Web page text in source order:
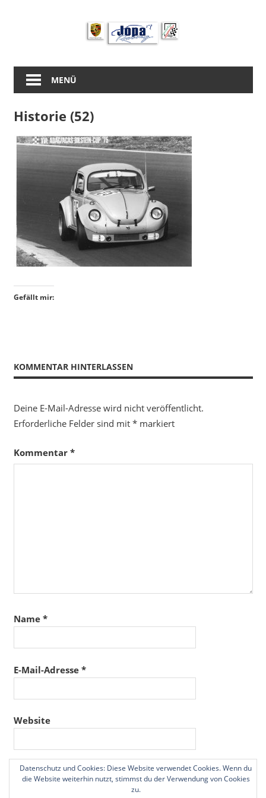
MENÜ
Historie (52)
Gefällt mir:
KOMMENTAR HINTERLASSEN
Deine E-Mail-Adresse wird nicht veröffentlicht.
Erforderliche Felder sind mit *markiert
Kommentar *
Name *
E-Mail-Adresse *
Website
Name, E-Mail-Adresse und Website in diesem
Browser für meinen nächsten Kommentar speichern.
Datenschutz und Cookies: Diese Website verwendet Cookies. Wenn du
die Website weiterhin nutzt, stimmst du der Verwendung von Cookies
zu.